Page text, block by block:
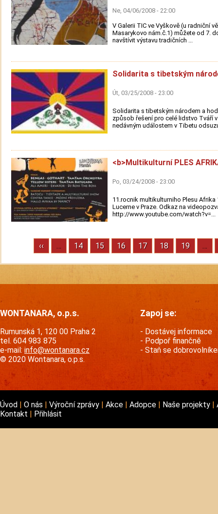
Ne, 04/06/2008 - 22:00
V Galerii TIC ve Vyškově (u radniční
Masarykovo nám.č.1) můžete od 7.
navštívit výstavu tradičních ...
Solidarita s tibetským
Út, 03/25/2008 - 23:00
Solidarita s tibetským národem a
způsob řešení pro celé lidstvo Tváří v
nedávným událostem v Tibetu
<b>Multikulturní PLES
Po, 03/24/2008 - 23:00
11.rocnik multikulturniho Plesu Afrika
Lucerne v Praze. Odkaz na
http://www.youtube.com/watch?v=...
Pagination
Previous
page
‹‹ … Stránka
14 Stránka
15 Stránka
16 Stránka
17 Stránka
18 Stránka
19 …
WONTANARA, o.p.s.
Rumunská 1, 120 00 Praha 2
tel. 604 983 875
e-mail: info@wontanara.cz
© 2020 Wontanara, o.p.s.
Zapoj se:
Dostávej informace
Podpoř finančně
Staň se
Úvod O nás Výroční zprávy Akce Adopce Naše projekty
Kontakt
Přihlásit